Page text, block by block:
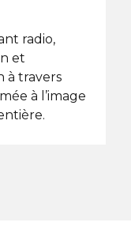
radio,
et
à travers
à l’image